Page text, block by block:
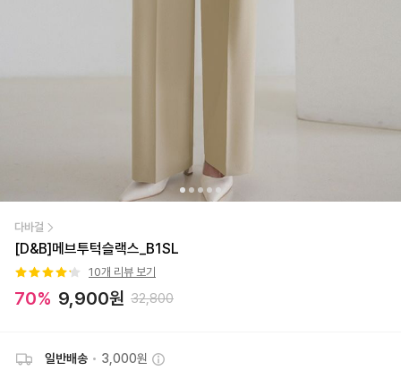
다바걸
[D&B]메브투턱슬랙스_B1SL
10개 리뷰 보기
70% 9,900원 32,800
일반배송 • 3,000원